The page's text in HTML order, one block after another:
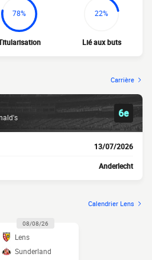
78% 22%
Lié aux buts
Carrière
6e
13/07/2026
Anderlecht
Calendrier Lens
08/08/26
Lens
Sunderland